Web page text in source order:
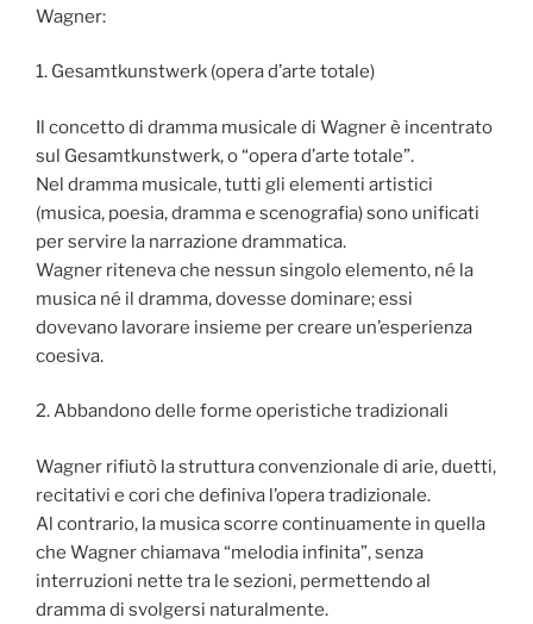
Wagner:
1. Gesamtkunstwerk (opera d’arte totale)
Il concetto di dramma musicale di Wagner è incentrato
sul Gesamtkunstwerk, o “opera d’arte totale”.
Nel dramma musicale, tutti gli elementi artistici
(musica, poesia, dramma e scenografia) sono unificati
per servire la narrazione drammatica.
Wagner riteneva che nessun singolo elemento, né la
musica né il dramma, dovesse dominare; essi
dovevano lavorare insieme per creare un’esperienza
coesiva.
2. Abbandono delle forme operistiche tradizionali
Wagner rifiutò la struttura convenzionale di arie, duetti,
recitativi e cori che definiva l’opera tradizionale.
Al contrario, la musica scorre continuamente in quella
che Wagner chiamava “melodia infinita”, senza
interruzioni nette tra le sezioni, permettendo al
dramma di svolgersi naturalmente.